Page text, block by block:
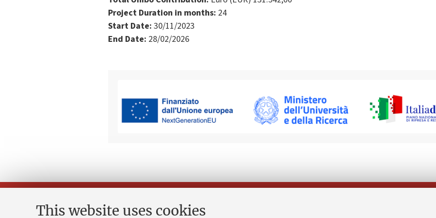
This website uses cookies
Project Duration in months: 24
Start Date: 30/11/2023
End Date: 28/02/2026